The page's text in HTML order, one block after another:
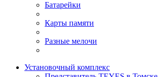
Батарейки
Карты памяти
Разные мелочи
Установочный комплекс